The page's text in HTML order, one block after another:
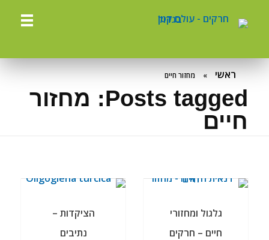
ראשי » מחזור חיים
Posts tagged: מחזור
חיים
הציקדות –
נתיבים
גלגול ומחזורי
חיים – חרקים